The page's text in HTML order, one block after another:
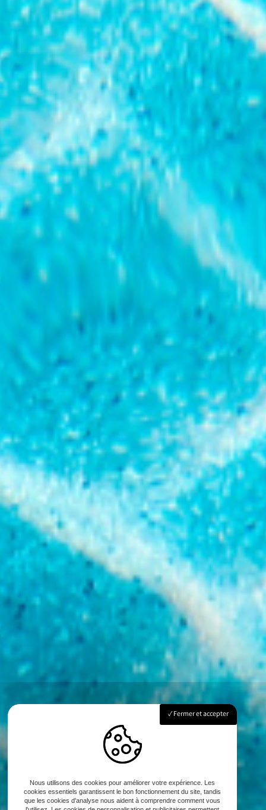
Fermer et accepter
Nous utilisons des cookies pour améliorer votre expérience. Les
cookies essentiels garantissent le bon fonctionnement du site, tandis
que les cookies d'analyse nous aident à comprendre comment vous